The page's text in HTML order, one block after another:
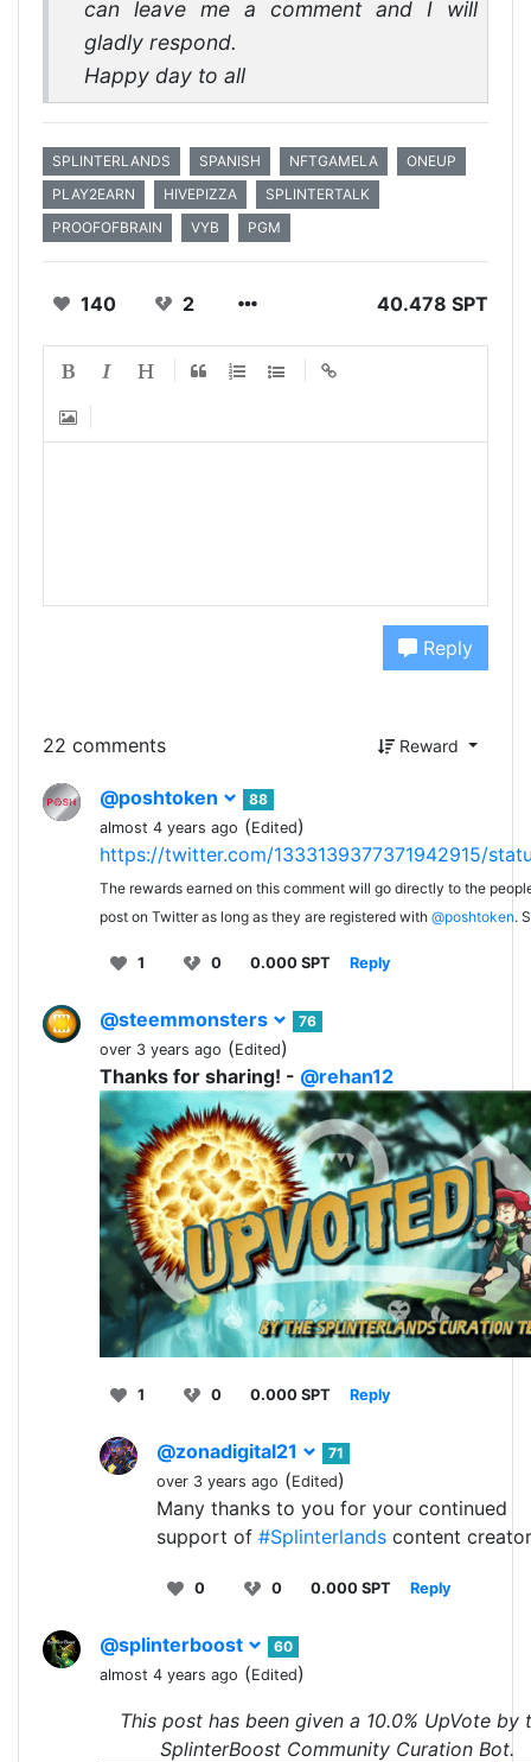
can leave me a comment and I will
gladly respond.
Happy day to all
SPLINTERLANDS SPANISH NFTGAMELA
ONEUP
PLAY2EARN
HIVEPIZZA
SPLINTERTALK
PROOFOFBRAIN
VYB PGM
140 2 40.478 SPT
Reply
22 comments Reward
@poshtoken
88
almost 4 years ago (Edited)
https://twitter.com/1333139377371942915/
The rewards earned on this comment will go directly to the
post on Twitter as long as they are registered with @poshtoken.
1 0 0.000 SPT Reply
@steemmonsters
76
over 3 years ago (Edited)
Thanks for sharing! - @rehan12
1 0 0.000 SPT Reply
@zonadigital21
71
over 3 years ago (Edited)
Many thanks to you for your continued
support of #Splinterlands content
0 0 0.000 SPT Reply
@splinterboost
60
almost 4 years ago (Edited)
This post has been given a 10.0% UpVote by
SplinterBoost Community Curation Bot.